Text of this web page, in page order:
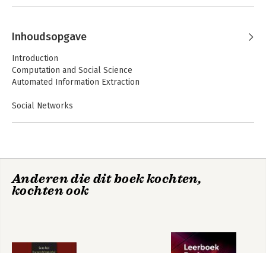
Inhoudsopgave
Introduction
Computation and Social Science
Automated Information Extraction
Social Networks
Simulations II: Variable-Oriented Models
Simulations III: Object-Oriented Models
Anderen die dit boek kochten,
kochten ook